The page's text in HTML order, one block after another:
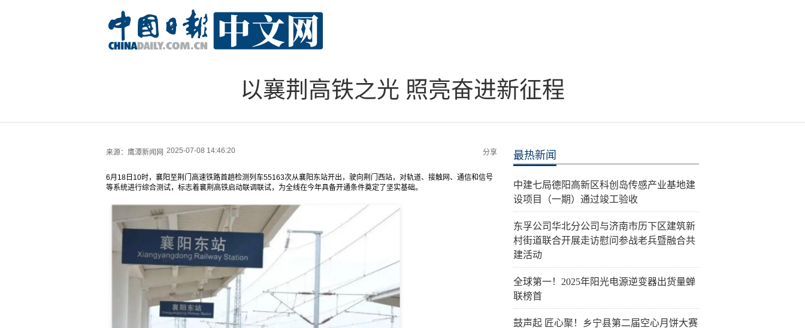
以襄荆高铁之光 照亮奋进新征程
来源： 鹰潭新闻网 2025-07-08 14:46:20 分享
6月18日10时，襄阳至荆门高速铁路首趟检测列车55163次从襄阳东站开出，驶向荆门西站，对轨道、接触网、通信和信号
等系统进行综合测试，标志着襄荆高铁启动联调联试，为全线在今年具备开通条件奠定了坚实基础。
最热新闻
中建七局德阳高新区科创岛传感产业基地建
设项目（一期）通过竣工验收
东孚公司华北分公司与济南市历下区建筑新
村街道联合开展走访慰问参战老兵暨融合共
建活动
全球第一！2025年阳光电源逆变器出货量蝉
联榜首
鼓声起 匠心聚！乡宁县第二届空心月饼大赛